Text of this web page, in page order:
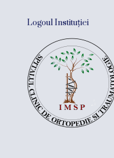
Logoul Instituției